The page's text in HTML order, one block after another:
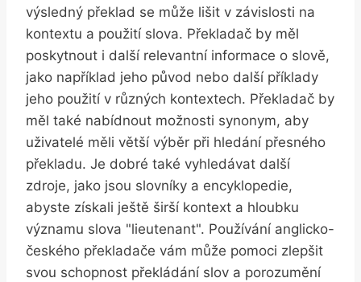
výsledný překlad se může lišit v závislosti na
kontextu a použití slova. Překladač by měl
poskytnout i další relevantní informace o slově,
jako například jeho původ nebo další příklady
jeho použití v různých kontextech. Překladač by
měl také nabídnout možnosti synonym, aby
uživatelé měli větší výběr při hledání přesného
překladu. Je dobré také vyhledávat další
zdroje, jako jsou slovníky a encyklopedie,
abyste získali ještě širší kontext a hloubku
významu slova "lieutenant". Používání anglicko-
českého překladače vám může pomoci zlepšit
svou schopnost překládání slov a porozumění